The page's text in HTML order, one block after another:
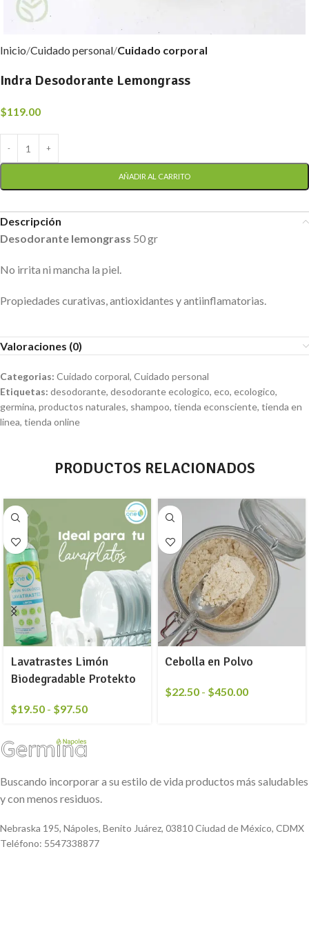
Inicio Cuidado personal Cuidado corporal
Indra Desodorante Lemongrass
$119.00
AÑADIR AL CARRITO
Descripción
Desodorante lemongrass 50 gr
No irrita ni mancha la piel.
Propiedades curativas, antioxidantes y antiinflamatorias.
Valoraciones (0)
Categorias: Cuidado corporal, Cuidado personal
Etiquetas: desodorante, desodorante ecologico, eco, ecologico,
germina, productos naturales, shampoo, tienda econsciente, tienda en
linea, tienda online
PRODUCTOS RELACIONADOS
Lavatrastes Limón
Biodegradable Protekto
$19.50 - $97.50
Cebolla en Polvo
$22.50 - $450.00
Buscando incorporar a su estilo de vida productos más saludables
y con menos residuos.
Nebraska 195, Nápoles, Benito Juárez, 03810 Ciudad de México, CDMX
Teléfono: 5547338877